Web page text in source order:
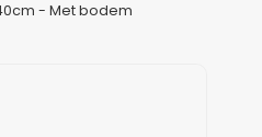
- Met bodem